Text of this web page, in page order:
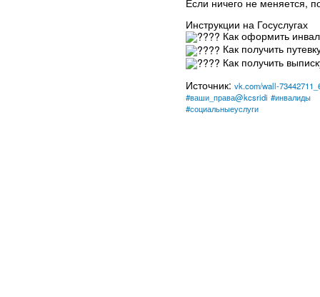
Инструкции на Госуслугах
Как оформить
Как получить
Как получить
Источник: vk.com/wall-
#ваши_права@kcsridi #инвалиды
#социальныеуслуги